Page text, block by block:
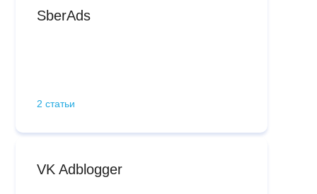
SberAds
2 статьи
VK Adblogger